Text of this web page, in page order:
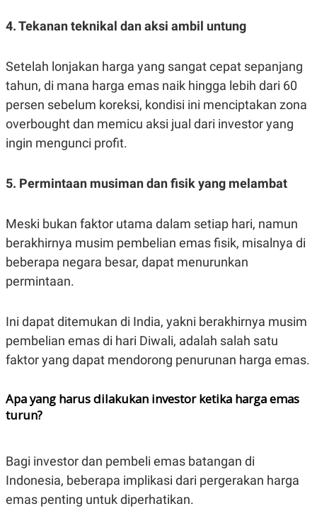
4. Tekanan teknikal dan aksi ambil untung
Setelah lonjakan harga yang sangat cepat sepanjang
tahun, di mana harga emas naik hingga lebih dari 60
persen sebelum koreksi, kondisi ini menciptakan zona
overbought dan memicu aksi jual dari investor yang
ingin mengunci profit.
5. Permintaan musiman dan fisik yang melambat
Meski bukan faktor utama dalam setiap hari, namun
berakhirnya musim pembelian emas fisik, misalnya di
beberapa negara besar, dapat menurunkan
permintaan.
Ini dapat ditemukan di India, yakni berakhirnya musim
pembelian emas di hari Diwali, adalah salah satu
faktor yang dapat mendorong penurunan harga emas.
Apa yang harus dilakukan investor ketika harga emas
turun?
Bagi investor dan pembeli emas batangan di
Indonesia, beberapa implikasi dari pergerakan harga
emas penting untuk diperhatikan.